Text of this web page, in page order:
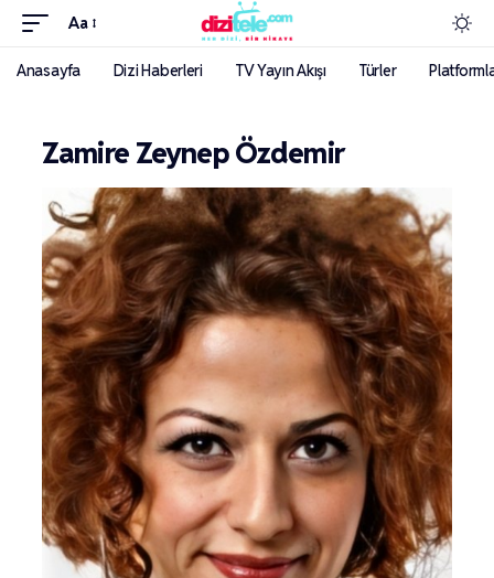
Aa
Anasayfa Dizi Haberleri TV Yayın Akışı Türler
Zamire Zeynep Özdemir